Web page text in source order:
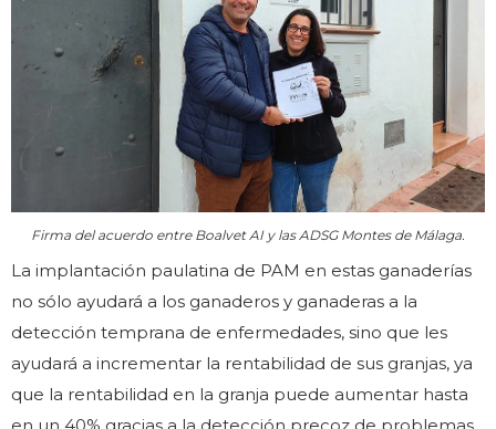
Firma del acuerdo entre Boalvet AI y las ADSG Montes de Málaga.
La implantación paulatina de PAM en estas ganaderías
no sólo ayudará a los ganaderos y ganaderas a la
detección temprana de enfermedades, sino que les
ayudará a incrementar la rentabilidad de sus granjas, ya
que la rentabilidad en la granja puede aumentar hasta